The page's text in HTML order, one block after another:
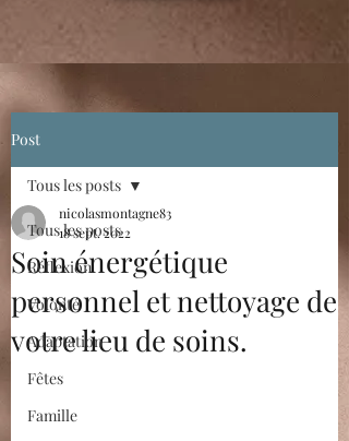
Post
Tous les posts
Réflexion
Volonté
Adaptation
Fêtes
Famille
Tous les posts
Soin énergétique
personnel et nettoyage de
votre lieu de soins.
nicolasmontagne83
18 sept. 2022